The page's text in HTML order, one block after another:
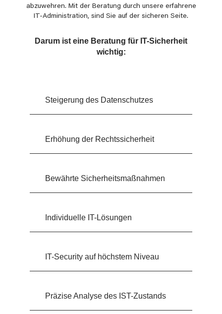
abzuwehren. Mit der Beratung durch unsere erfahrene
IT-Administration, sind Sie auf der sicheren Seite.
Darum ist eine Beratung für IT-Sicherheit
wichtig:
Steigerung des Datenschutzes
Erhöhung der Rechtssicherheit
Bewährte Sicherheitsmaßnahmen
Individuelle IT-Lösungen
IT-Security auf höchstem Niveau
Präzise Analyse des IST-Zustands